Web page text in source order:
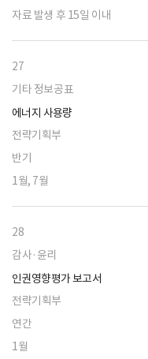
자료 발생 후 15일 이내
27
기타 정보공표
에너지 사용량
전략기획부
반기
1월, 7월
28
감사·윤리
인권영향평가 보고서
전략기획부
연간
1월